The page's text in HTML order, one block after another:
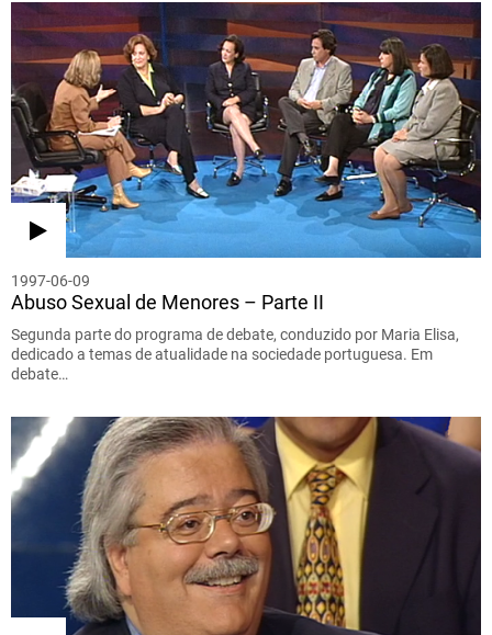
1997-06-09
Abuso Sexual de Menores – Parte II
Segunda parte do programa de debate, conduzido por Maria Elisa,
dedicado a temas de atualidade na sociedade portuguesa. Em
debate…